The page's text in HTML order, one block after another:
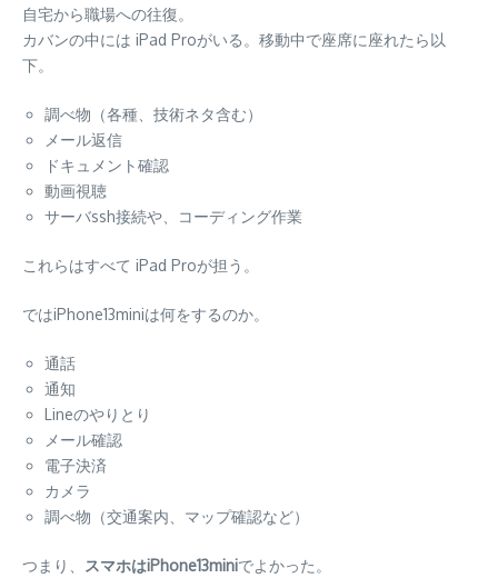
自宅から職場への往復。
カバンの中には iPad Proがいる。移動中で座席に座れたら以
下。
調べ物（各種、技術ネタ含む）
メール返信
ドキュメント確認
動画視聴
サーバssh接続や、コーディング作業
これらはすべて iPad Proが担う。
ではiPhone13miniは何をするのか。
通話
通知
Lineのやりとり
メール確認
電子決済
カメラ
調べ物（交通案内、マップ確認など）
つまり、 スマホはiPhone13miniでよかった。